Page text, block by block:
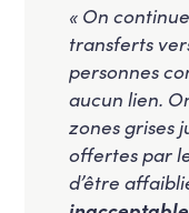
« On
transferts
personnes
aucun lien.
zones grises
offertes par
d’être